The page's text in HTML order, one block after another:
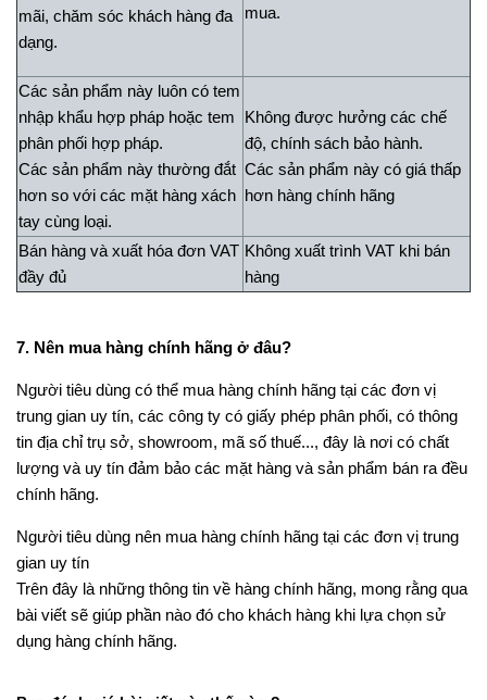
mãi, chăm sóc khách hàng đa
dạng.
mua.
Các sản phẩm này luôn có tem
nhập khẩu hợp pháp hoặc tem
phân phối hợp pháp.
Các sản phẩm này thường đắt
hơn so với các mặt hàng xách
tay cùng loại.
Không được hưởng các chế
độ, chính sách bảo hành.
Các sản phẩm này có giá thấp
hơn hàng chính hãng
Bán hàng và xuất hóa đơn VAT
đầy đủ
Không xuất trình VAT khi bán
hàng
7. Nên mua hàng chính hãng ở đâu?
Người tiêu dùng có thể mua hàng chính hãng tại các đơn vị
trung gian uy tín, các công ty có giấy phép phân phối, có thông
tin địa chỉ trụ sở, showroom, mã số thuế..., đây là nơi có chất
lượng và uy tín đảm bảo các mặt hàng và sản phẩm bán ra đều
chính hãng.
Người tiêu dùng nên mua hàng chính hãng tại các đơn vị trung
gian uy tín
Trên đây là những thông tin về hàng chính hãng, mong rằng qua
bài viết sẽ giúp phần nào đó cho khách hàng khi lựa chọn sử
dụng hàng chính hãng.